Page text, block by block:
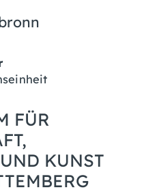
FÜR
KUNST